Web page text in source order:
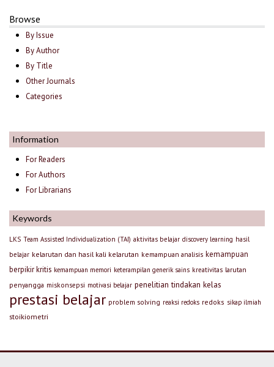
Browse
By Issue
By Author
By Title
Other Journals
Categories
Information
For Readers
For Authors
For Librarians
Keywords
LKS Team Assisted Individualization (TAI) aktivitas belajar discovery learning hasil
belajar kelarutan dan hasil kali kelarutan kemampuan analisis kemampuan
berpikir kritis kemampuan memori keterampilan generik sains kreativitas larutan
penyangga miskonsepsi motivasi belajar penelitian tindakan kelas
prestasi belajar problem solving reaksi redoks redoks sikap ilmiah
stoikiometri